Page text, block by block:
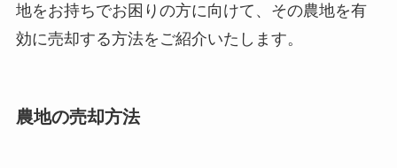
地をお持ちでお困りの方に向けて、その農地を有
効に売却する方法をご紹介いたします。
農地の売却方法